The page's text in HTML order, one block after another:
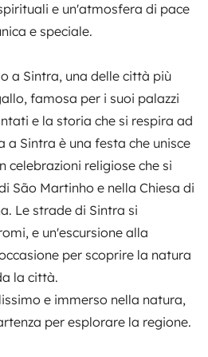
e un'atmosfera di pace
e speciale.
a Sintra, una delle città più
famosa per i suoi palazzi
e la storia che si respira ad
a Sintra è una festa che unisce
celebrazioni religiose che si
São Martinho e nella Chiesa di
Le strade di Sintra si
e un'escursione alla
per scoprire la natura
la città.
e immerso nella natura,
per esplorare la regione.